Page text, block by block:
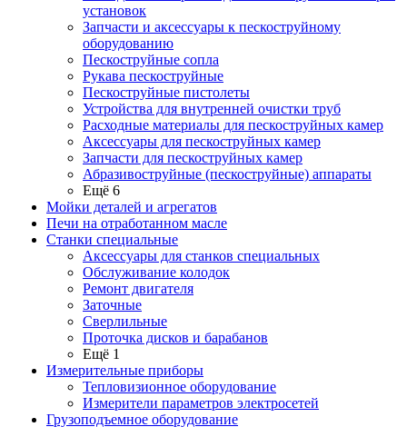
установок
Запчасти и аксессуары к пескоструйному
оборудованию
Пескоструйные сопла
Рукава пескоструйные
Пескоструйные пистолеты
Устройства для внутренней очистки труб
Расходные материалы для пескоструйных камер
Аксессуары для пескоструйных камер
Запчасти для пескоструйных камер
Абразивоструйные (пескоструйные) аппараты
Ещё 6
Мойки деталей и агрегатов
Печи на отработанном масле
Станки специальные
Аксессуары для станков специальных
Обслуживание колодок
Ремонт двигателя
Заточные
Сверлильные
Проточка дисков и барабанов
Ещё 1
Измерительные приборы
Тепловизионное оборудование
Измерители параметров электросетей
Грузоподъемное оборудование